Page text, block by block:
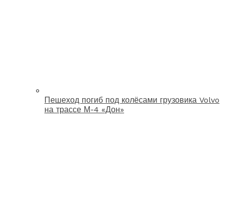
Пешеход погиб под колёсами грузовика Volvo
на трассе М-4 «Дон»